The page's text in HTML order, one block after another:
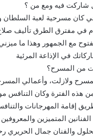
شاركت فيه ومع من ؟
مسرحية لعبة السلطان
في مفترق الطرق تأليف
مع الجمهور وهذا ما
في الإذاعة المرئية
من المسرح؟
هذه الفترة وكان التنافس
إقامة المهرجانات
المتميزين
والفنان جمال الحريري